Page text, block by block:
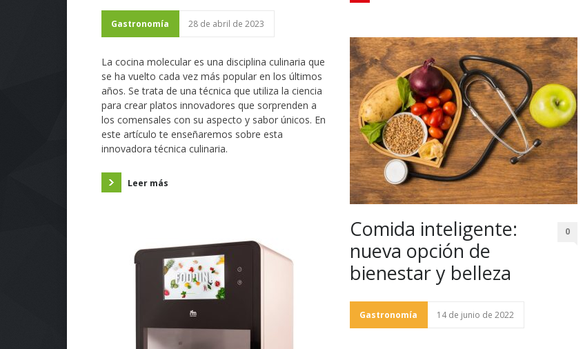
Gastronomía 28 de abril de 2023
La cocina molecular es una disciplina culinaria que
se ha vuelto cada vez más popular en los últimos
años. Se trata de una técnica que utiliza la ciencia
para crear platos innovadores que sorprenden a
los comensales con su aspecto y sabor únicos. En
este artículo te enseñaremos sobre esta
innovadora técnica culinaria.
Leer más
Comida inteligente:
nueva opción de
bienestar y belleza
0
Gastronomía 14 de junio de 2022